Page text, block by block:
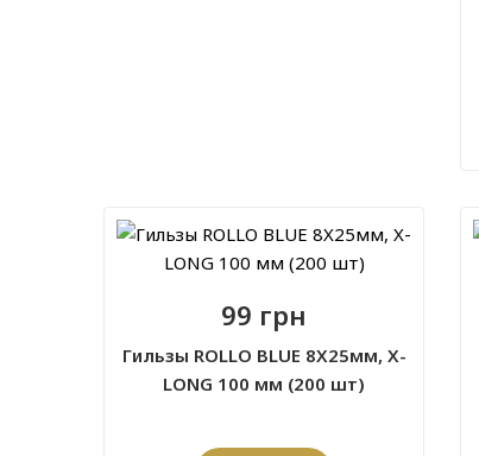
99 грн
Гильзы ROLLO BLUE 8X25мм, X-
LONG 100 мм (200 шт)